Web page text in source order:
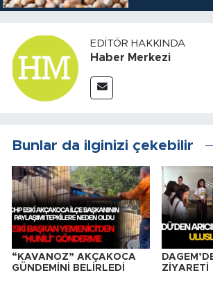
EDITÖR HAKKINDA
Haber Merkezi
Bunlar da ilginizi çekebilir
“KAVANOZ” AKÇAKOCA
GÜNDEMİNİ BELİRLEDİ
ZİYARETİ